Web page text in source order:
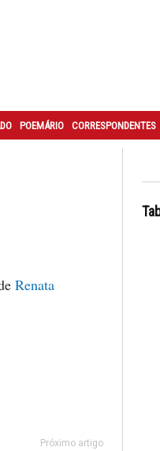
POEMÁRIO CORRESPONDENTES
Renata
Próximo artigo